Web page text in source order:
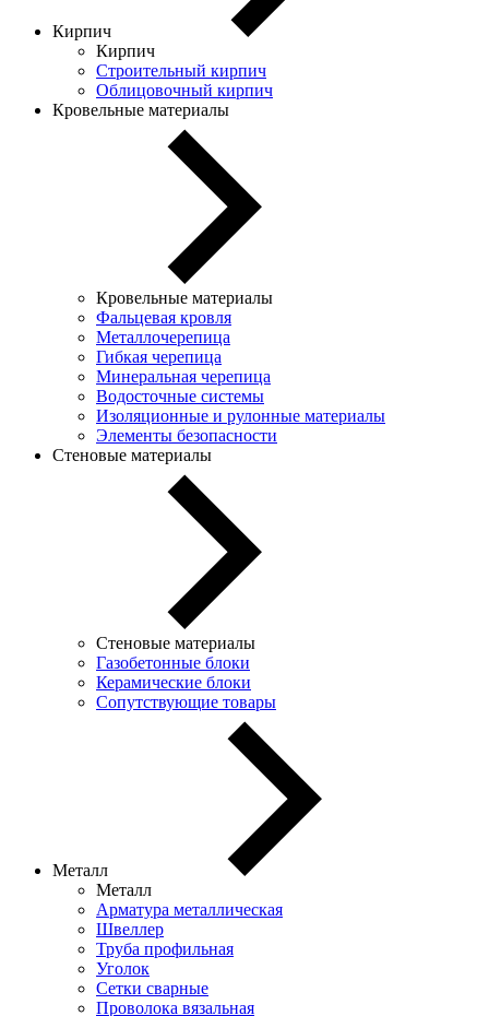
Кирпич
Кирпич
Строительный кирпич
Облицовочный кирпич
Кровельные материалы
Кровельные материалы
Фальцевая кровля
Металлочерепица
Гибкая черепица
Минеральная черепица
Водосточные системы
Изоляционные и рулонные материалы
Элементы безопасности
Стеновые материалы
Стеновые материалы
Газобетонные блоки
Керамические блоки
Сопутствующие товары
Металл
Металл
Арматура металлическая
Швеллер
Труба профильная
Уголок
Сетки сварные
Проволока вязальная